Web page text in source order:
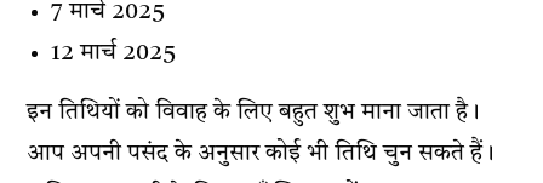
7 मार्च 2025
12 मार्च 2025
इन तिथियों को विवाह के लिए बहुत शुभ माना जाता है।
आप अपनी पसंद के अनुसार कोई भी तिथि चुन सकते हैं।